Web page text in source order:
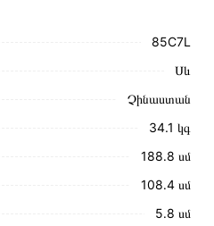
85C7L
Սև
Չինաստան
34.1 կգ
188․8 սմ
108․4 սմ
5․8 սմ